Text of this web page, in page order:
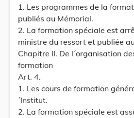
1. Les programmes de la
publiés au Mémorial.
2. La formation spéciale est
ministre du ressort et publiée
Chapitre II. De l´organisation
formation
Art. 4.
1. Les cours de formation
´Institut.
2. La formation spéciale est